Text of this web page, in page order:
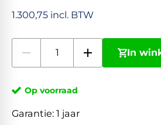
1.300,75 incl. BTW
In
Op voorraad
Garantie: 1 jaar